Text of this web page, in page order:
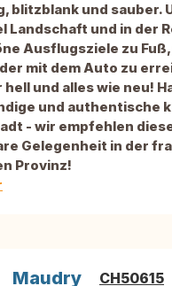
blitzblank und sauber.
Landschaft und in der
Ausflugsziele zu
mit dem Auto zu
hell und alles wie neu!
und authentische
- wir empfehlen
Gelegenheit in der
Provinz!
Maudry CH50615